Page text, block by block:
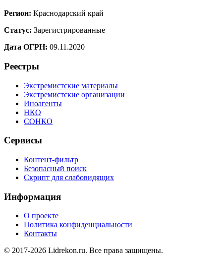
Регион: Краснодарский край
Статус: Зарегистрированные
Дата ОГРН: 09.11.2020
Реестры
Экстремистские материалы
Экстремистские организации
Иноагенты
НКО
СОНКО
Сервисы
Контент-фильтр
Безопасный поиск
Скрипт для слабовидящих
Информация
О проекте
Политика конфиденциальности
Контакты
© 2017-2026 Lidrekon.ru. Все права защищены.